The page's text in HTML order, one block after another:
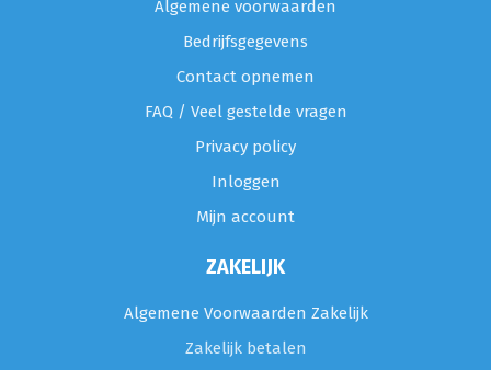
Algemene voorwaarden
Bedrijfsgegevens
Contact opnemen
FAQ / Veel gestelde vragen
Privacy policy
Inloggen
Mijn account
ZAKELIJK
Algemene Voorwaarden Zakelijk
Zakelijk betalen